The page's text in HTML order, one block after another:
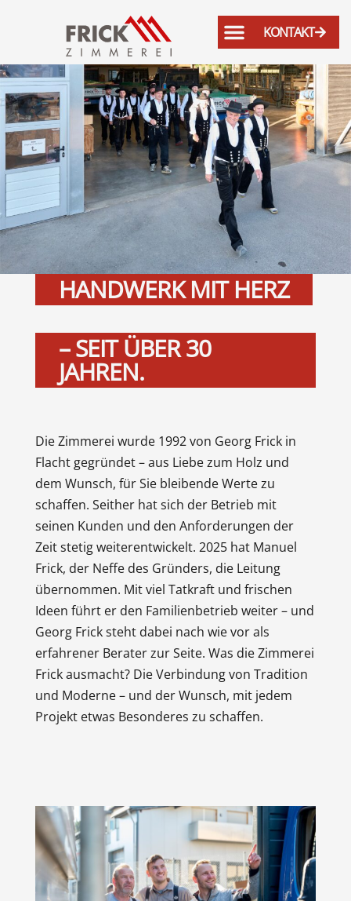
KONTAKT
HANDWERK MIT HERZ
– SEIT ÜBER 30
JAHREN.
Die Zimmerei wurde 1992 von Georg Frick in
Flacht gegründet – aus Liebe zum Holz und
dem Wunsch, für Sie bleibende Werte zu
schaffen. Seither hat sich der Betrieb mit
seinen Kunden und den Anforderungen der
Zeit stetig weiterentwickelt. 2025 hat Manuel
Frick, der Neffe des Gründers, die Leitung
übernommen. Mit viel Tatkraft und frischen
Ideen führt er den Familienbetrieb weiter – und
Georg Frick steht dabei nach wie vor als
erfahrener Berater zur Seite. Was die Zimmerei
Frick ausmacht? Die Verbindung von Tradition
und Moderne – und der Wunsch, mit jedem
Projekt etwas Besonderes zu schaffen.